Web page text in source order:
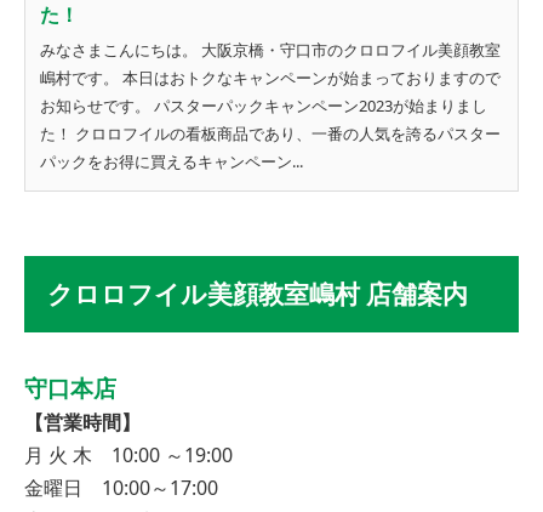
た！
みなさまこんにちは。 大阪京橋・守口市のクロロフイル美顔教室
嶋村です。 本日はおトクなキャンペーンが始まっておりますので
お知らせです。 パスターパックキャンペーン2023が始まりまし
た！ クロロフイルの看板商品であり、一番の人気を誇るパスター
パックをお得に買えるキャンペーン...
クロロフイル美顔教室嶋村 店舗案内
守口本店
【営業時間】
月 火 木 10:00 ～19:00
金曜日 10:00～17:00